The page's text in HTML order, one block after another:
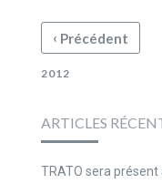
‹ Précédent
2012
ARTICLES
TRATO sera présent